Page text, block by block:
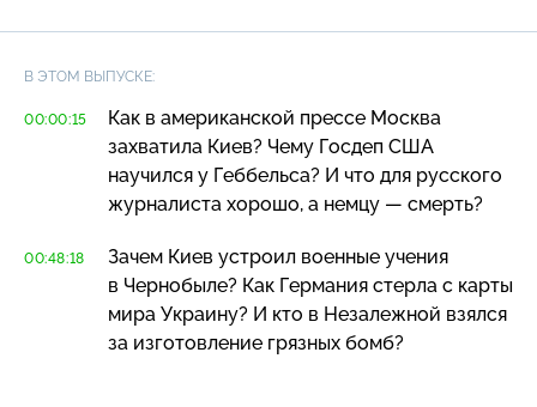
В ЭТОМ ВЫПУСКЕ:
00:00:15
Как в американской прессе Москва
захватила Киев? Чему Госдеп США
научился у Геббельса? И что для русского
журналиста хорошо, а немцу — смерть?
00:48:18
Зачем Киев устроил военные учения
в Чернобыле? Как Германия стерла с карты
мира Украину? И кто в Незалежной взялся
за изготовление грязных бомб?